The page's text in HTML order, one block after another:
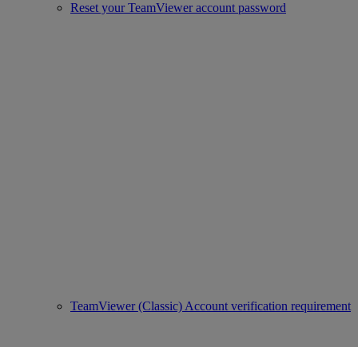
Reset your TeamViewer account password
TeamViewer (Classic) Account verification requirement